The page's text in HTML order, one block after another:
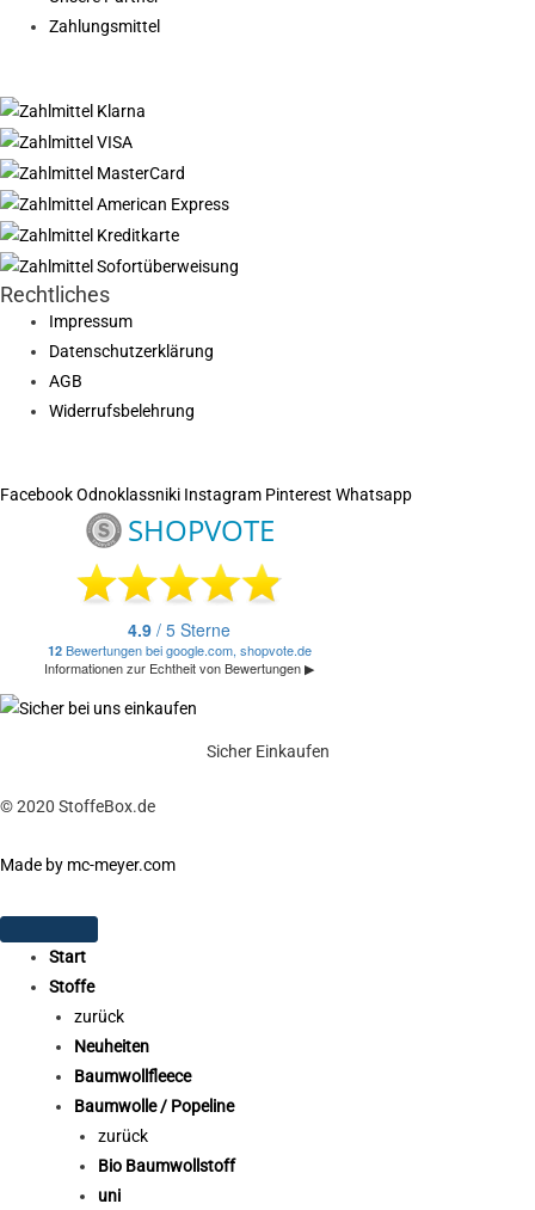
Zahlungsmittel
Rechtliches
Impressum
Datenschutzerklärung
AGB
Widerrufsbelehrung
FacebookOdnoklassniki Instagram Pinterest Whatsapp
Sicher Einkaufen
© 2020 StoffeBox.de
Made by mc-meyer.com
Start
Stoffe
zurück
Neuheiten
Baumwollfleece
Baumwolle / Popeline
zurück
Bio Baumwollstoff
uni